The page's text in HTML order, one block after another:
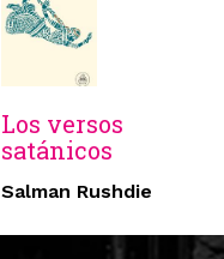
Los versos
satánicos
Salman Rushdie